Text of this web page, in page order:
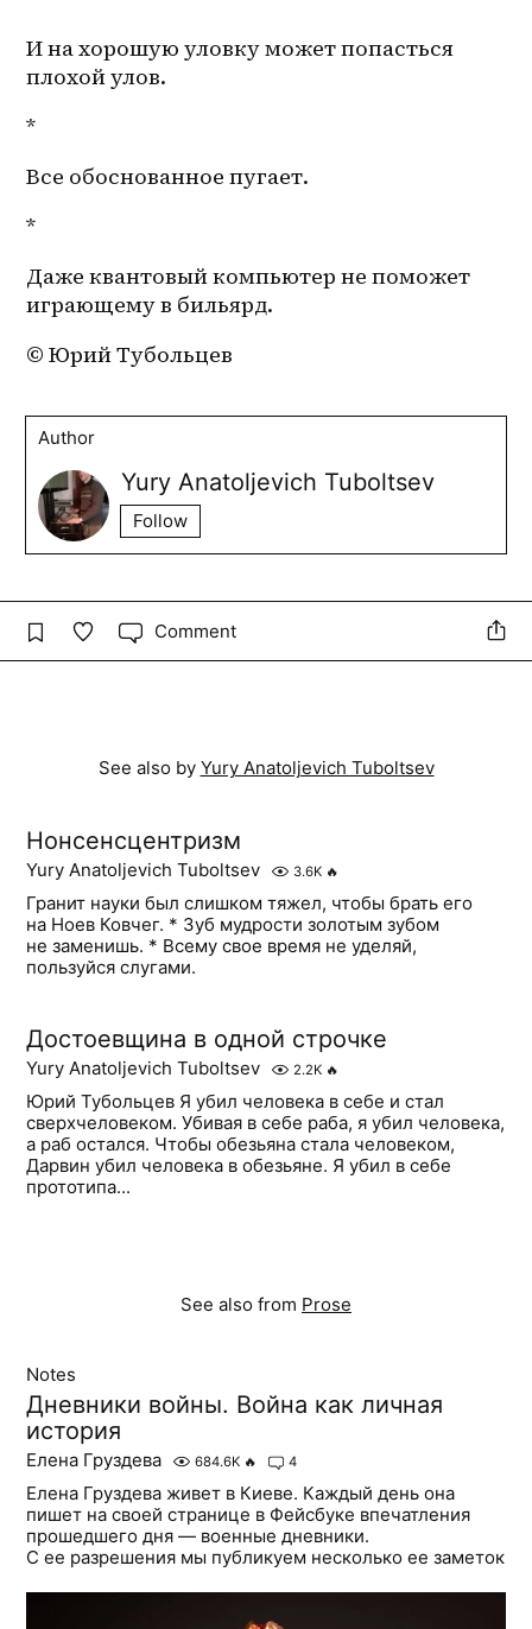
И на хорошую уловку может попасться
плохой улов.
*
Все обоснованное пугает.
*
Даже квантовый компьютер не поможет
играющему в бильярд.
© Юрий Тубольцев
Author
Yury Anatoljevich Tuboltsev
Follow
Comment
See also by Yury Anatoljevich Tuboltsev
Нонсенсцентризм
Yury Anatoljevich Tuboltsev 3.6K 🔥
Гранит науки был слишком тяжел, чтобы брать его
на Ноев Ковчег. * Зуб мудрости золотым зубом
не заменишь. * Всему свое время не уделяй,
пользуйся слугами.
Достоевщина в одной строчке
Yury Anatoljevich Tuboltsev 2.2K 🔥
Юрий Тубольцев Я убил человека в себе и стал
сверхчеловеком. Убивая в себе раба, я убил человека,
а раб остался. Чтобы обезьяна стала человеком,
Дарвин убил человека в обезьяне. Я убил в себе
прототипа...
See also from Prose
Notes
Дневники войны. Война как личная
история
Елена Груздева 684.6K 🔥 4
Елена Груздева живет в Киеве. Каждый день она
пишет на своей странице в Фейсбуке впечатления
прошедшего дня — военные дневники.
С ее разрешения мы публикуем несколько ее заметок